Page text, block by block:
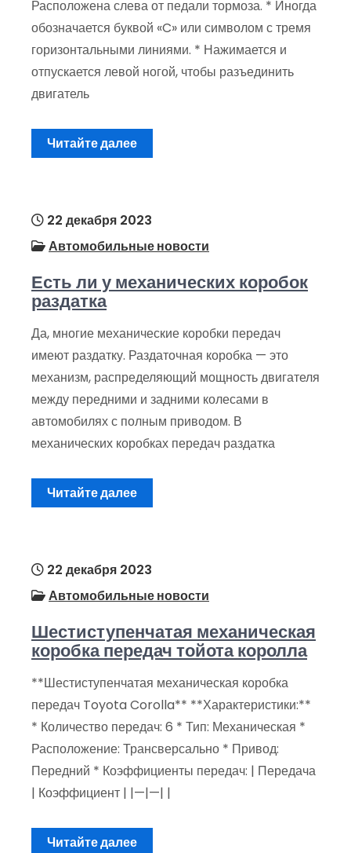
Расположена слева от педали тормоза. * Иногда
обозначается буквой «C» или символом с тремя
горизонтальными линиями. * Нажимается и
отпускается левой ногой, чтобы разъединить
двигатель
Читайте далее
22 декабря 2023
Автомобильные новости
Есть ли у механических коробок
раздатка
Да, многие механические коробки передач
имеют раздатку. Раздаточная коробка — это
механизм, распределяющий мощность двигателя
между передними и задними колесами в
автомобилях с полным приводом. В
механических коробках передач раздатка
Читайте далее
22 декабря 2023
Автомобильные новости
Шестиступенчатая механическая
коробка передач тойота королла
**Шестиступенчатая механическая коробка
передач Toyota Corolla** **Характеристики:**
* Количество передач: 6 * Тип: Механическая *
Расположение: Трансверсально * Привод:
Передний * Коэффициенты передач: | Передача
| Коэффициент | |—|—| |
Читайте далее